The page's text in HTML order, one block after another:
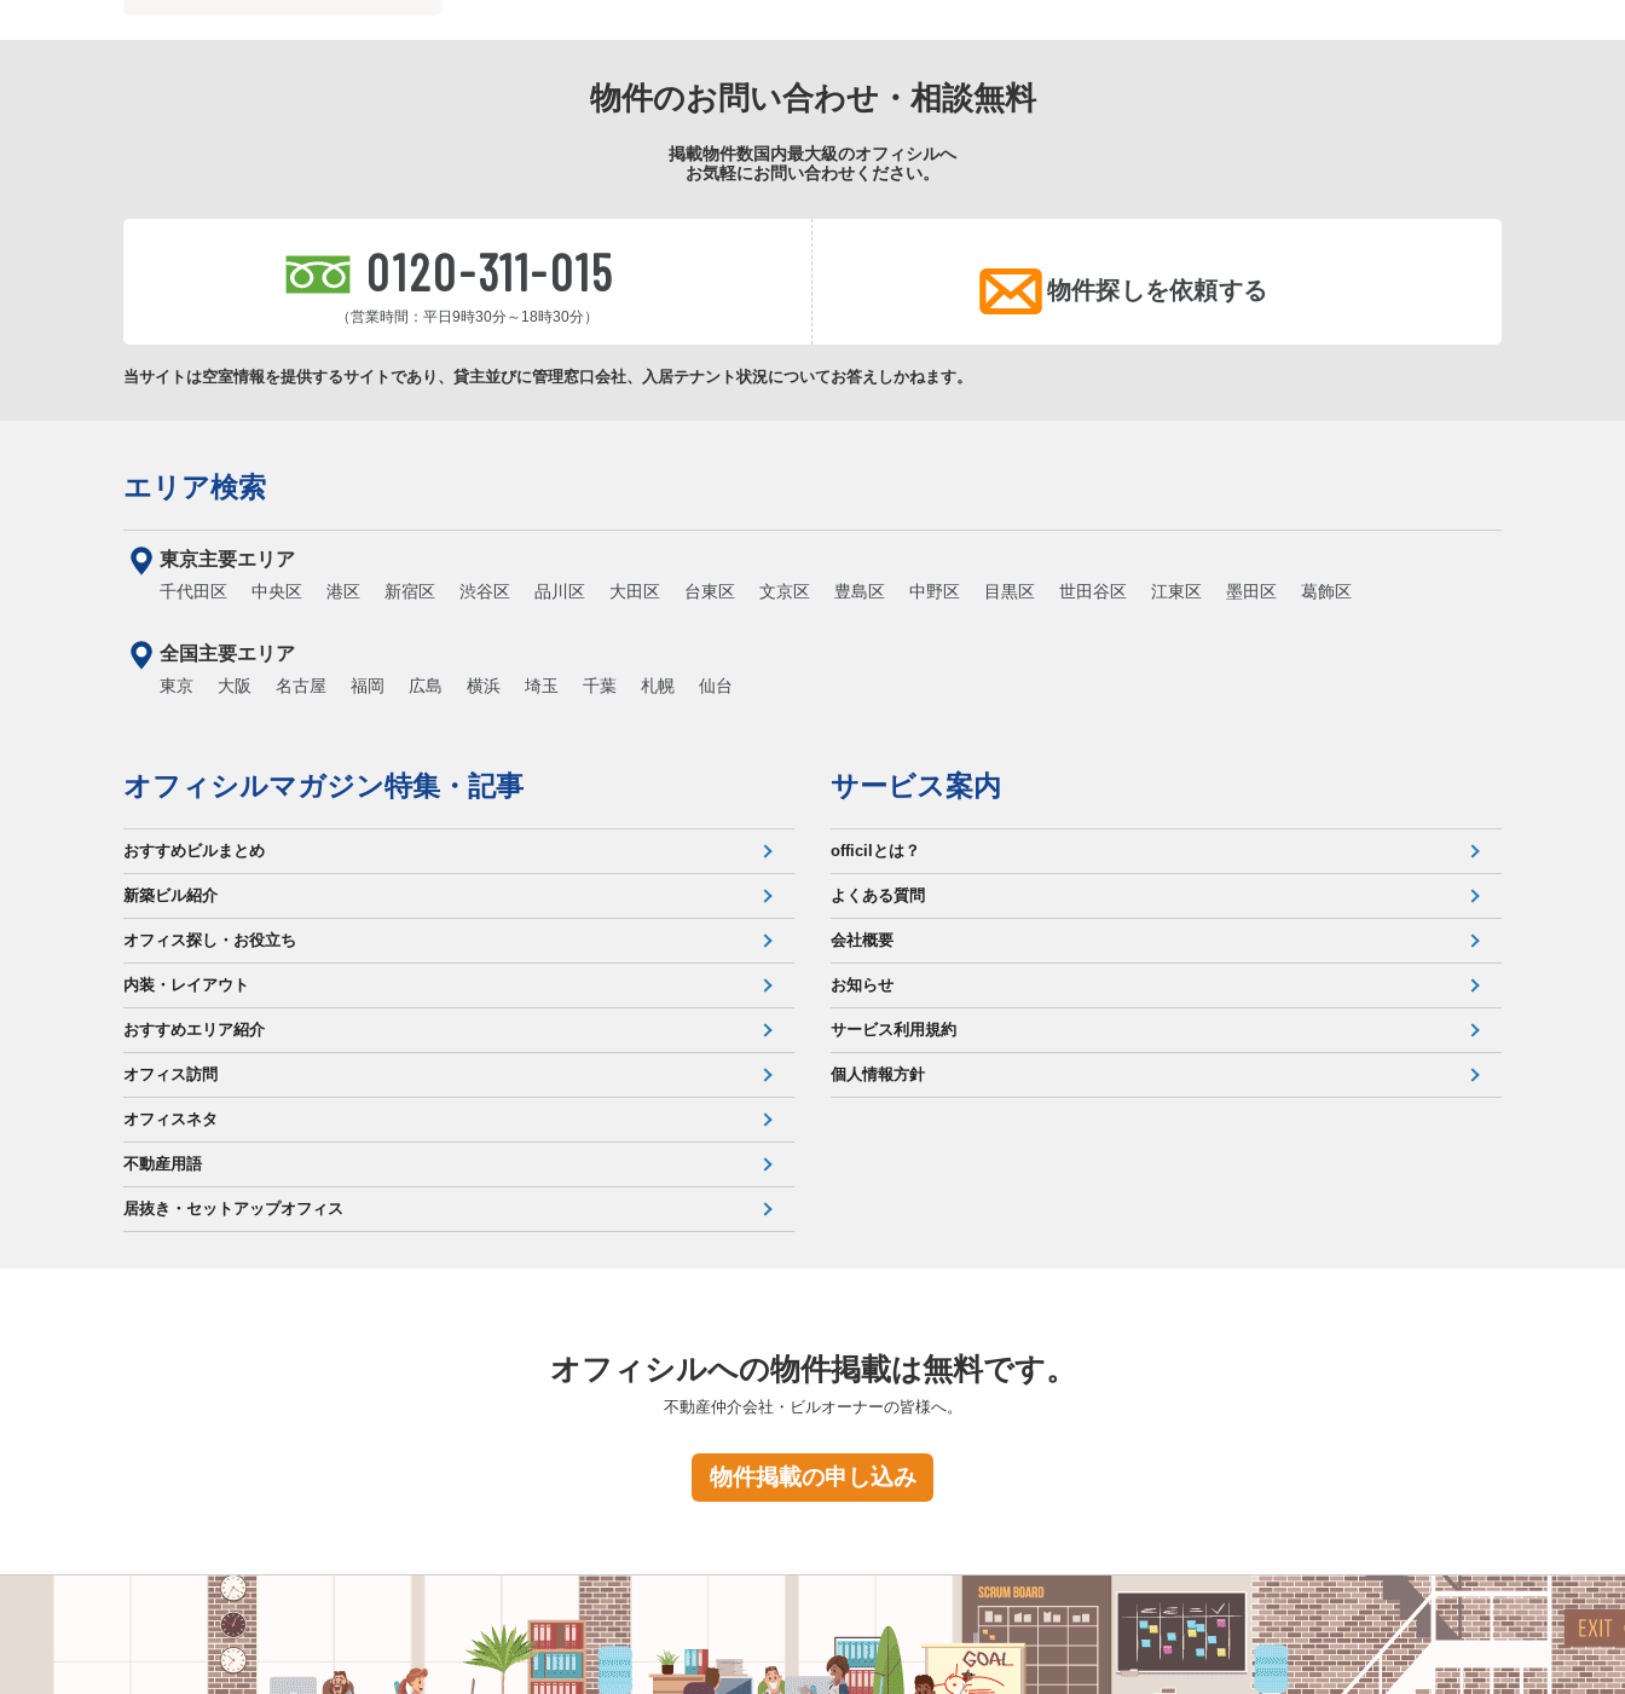
物件のお問い合わせ・相談無料
掲載物件数国内最大級のオフィシルへ
お気軽にお問い合わせください。
0120-311-015
（営業時間：平日9時30分～18時30分）
物件探しを依頼する
当サイトは空室情報を提供するサイトであり、貸主並びに管理窓口会社、入居テナント状況についてお答えしかねます。
エリア検索
東京主要エリア
千代田区 中央区 港区 新宿区 渋谷区 品川区 大田区 台東区 文京区 豊島区 中野区 目黒区 世田谷区 江東区 墨田区 葛飾区
全国主要エリア
東京 大阪 名古屋 福岡 広島 横浜 埼玉 千葉 札幌 仙台
オフィシルマガジン特集・記事
おすすめビルまとめ
新築ビル紹介
オフィス探し・お役立ち
内装・レイアウト
おすすめエリア紹介
オフィス訪問
オフィスネタ
不動産用語
居抜き・セットアップオフィス
サービス案内
officilとは？
よくある質問
会社概要
お知らせ
サービス利用規約
個人情報方針
オフィシルへの物件掲載は無料です。
不動産仲介会社・ビルオーナーの皆様へ。
物件掲載の申し込み